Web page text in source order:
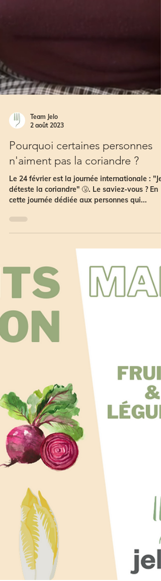
Team Jelo
2 août 2023
Pourquoi certaines personnes
n'aiment pas la coriandre ?
Le 24 février est la journée internationale : "Je
déteste la coriandre" 🤧. Le saviez-vous ? En
cette journée dédiée aux personnes qui...